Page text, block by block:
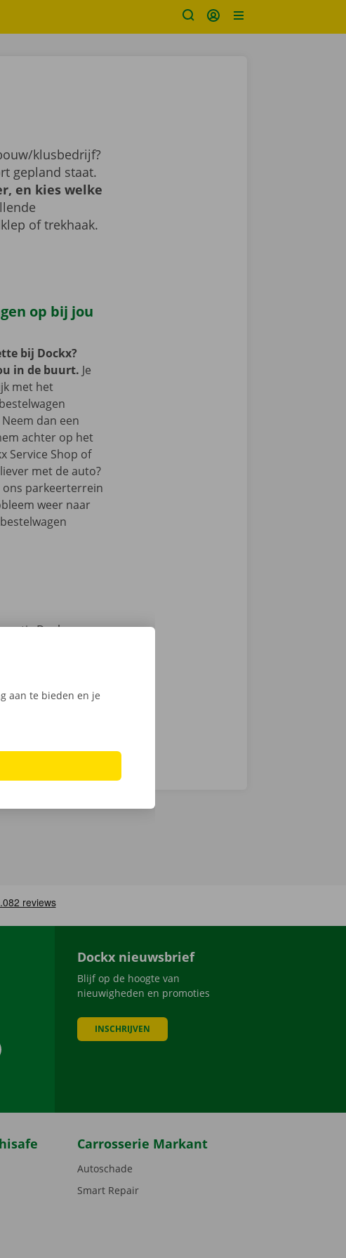
klusbedrijf?
gepland staat.
en kies welke
of trekhaak.
op bij jou
bij Dockx?
in de buurt. Je
met het
dan een
achter op het
Service Shop of
met de auto?
parkeerterrein
weer naar
Dockx-app
en haal jouw
YouTube
Dockx nieuwsbrief
Blijf op de hoogte van
nieuwigheden en promoties
INSCHRIJVEN
Carrosserie Markant
Autoschade
Smart Repair
aan te bieden en je